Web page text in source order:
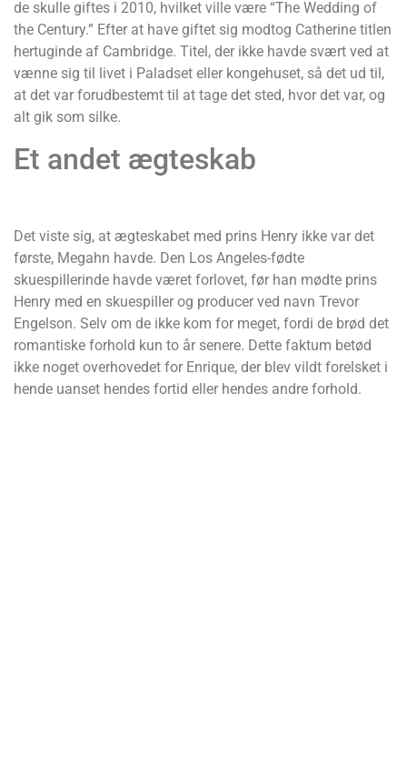
de skulle giftes i 2010, hvilket ville være “The Wedding of
the Century.” Efter at have giftet sig modtog Catherine titlen
hertuginde af Cambridge. Titel, der ikke havde svært ved at
vænne sig til livet i Paladset eller kongehuset, så det ud til,
at det var forudbestemt til at tage det sted, hvor det var, og
alt gik som silke.
Et andet ægteskab
Det viste sig, at ægteskabet med prins Henry ikke var det
første, Megahn havde. Den Los Angeles-fødte
skuespillerinde havde været forlovet, før han mødte prins
Henry med en skuespiller og producer ved navn Trevor
Engelson. Selv om de ikke kom for meget, fordi de brød det
romantiske forhold kun to år senere. Dette faktum betød
ikke noget overhovedet for Enrique, der blev vildt forelsket i
hende uanset hendes fortid eller hendes andre forhold.